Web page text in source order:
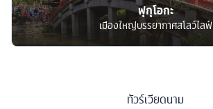
ฟุกุโอกะ
เมืองใหญ่บรรยากาศสโลว์ไลฟ์
ทัวร์เวียดนาม